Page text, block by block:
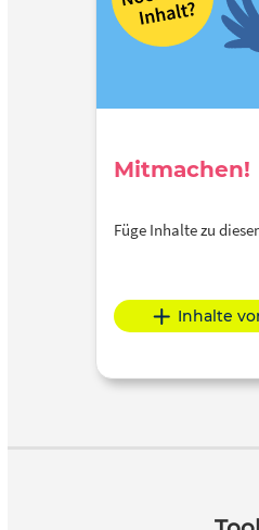
Mitmachen!
Füge Inhalte zu
Inhalte